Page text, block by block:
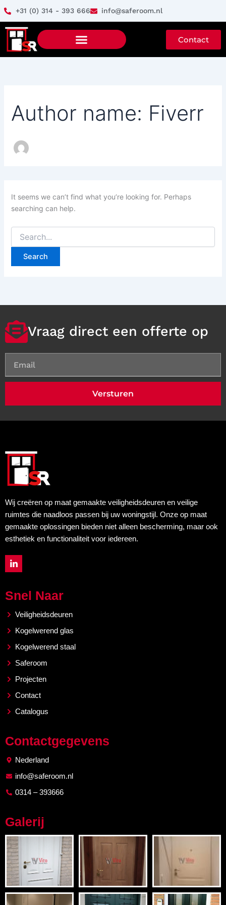
content
+31 (0) 314 - 393 666 info@saferoom.nl
Contact
Author name: Fiverr
It seems we can’t find what you’re looking for. Perhaps
searching can help.
for:
Vraag direct een offerte op
Versturen
Wij creëren op maat gemaakte veiligheidsdeuren en veilige
ruimtes die naadloos passen bij uw woningstijl. Onze op maat
gemaakte oplossingen bieden niet alleen bescherming, maar ook
esthetiek en functionaliteit voor iedereen.
i
e
d
n
-
n
Snel Naar
Veiligheidsdeuren
Kogelwerend glas
Kogelwerend staal
Saferoom
Projecten
Contact
Catalogus
Contactgegevens
Nederland
info@saferoom.nl
0314 – 393666
Galerij